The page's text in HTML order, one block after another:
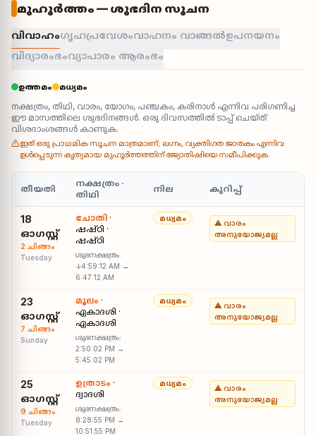
മുഹൂർത്തം — ശുഭദിന സൂചന
വിവാഹംഗൃഹപ്രവേശംവാഹനം വാങ്ങൽഉപനയനം
വിദ്യാരംഭംവ്യാപാരം ആരംഭം
ഉത്തമം മധ്യമം
നക്ഷത്രം, തിഥി, വാരം, യോഗം, പഞ്ചകം, കരിനാൾ എന്നിവ പരിഗണിച്ച
ഈ മാസത്തിലെ ശുഭദിനങ്ങൾ. ഒരു ദിവസത്തിൽ ടാപ്പ് ചെയ്ത്
വിശദാംശങ്ങൾ കാണുക.
ഇത് ഒരു പ്രാഥമിക സൂചന മാത്രമാണ്; ലഗ്നം, വ്യക്തിഗത ജാതകം എന്നിവ
ഉൾപ്പെടുന്ന കൃത്യമായ മുഹൂർത്തത്തിന് ജ്യോതിഷിയെ സമീപിക്കുക.
തീയതി
നക്ഷത്രം ·
തിഥി
നില കുറിപ്പ്
18
ഓഗസ്റ്റ്
2 ചിങ്ങം
Tuesday
ചോതി ·
ഷഷ്ഠി ·
ഷഷ്ഠി
ശുഭനക്ഷത്രം:
↓4:59:12 AM →
6:47:12 AM
മധ്യമം
⚠ വാരം
അനുയോജ്യമല്ല
23
ഓഗസ്റ്റ്
7 ചിങ്ങം
Sunday
മൂലം ·
ഏകാദശി ·
ഏകാദശി
ശുഭനക്ഷത്രം:
2:50:02 PM →
5:45:02 PM
മധ്യമം
⚠ വാരം
അനുയോജ്യമല്ല
25
ഓഗസ്റ്റ്
9 ചിങ്ങം
Tuesday
ഉത്രാടം ·
ദ്വാദശി
ശുഭനക്ഷത്രം:
8:28:55 PM →
10:51:55 PM
മധ്യമം
⚠ വാരം
അനുയോജ്യമല്ല